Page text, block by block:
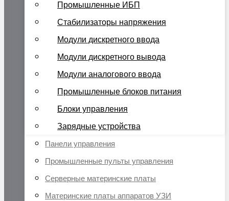
Промышленные ИБП
Стабилизаторы напряжения
Модули дискретного ввода
Модули дискретного вывода
Модули аналогового ввода
Промышленные блоков питания
Блоки управления
Зарядные устройства
Панели управления
Промышленные пульты управления
Серверные материнские платы
Материнские платы аппаратов УЗИ